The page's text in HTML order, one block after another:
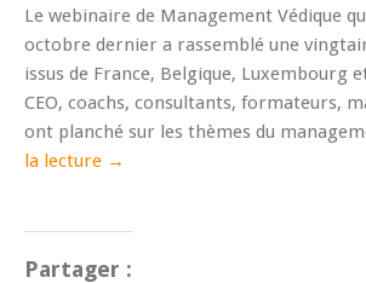
Le webinaire de Management Védique
octobre dernier a rassemblé une
issus de France, Belgique, Luxembourg
CEO, coachs, consultants, formateurs,
ont planché sur les thèmes du
la lecture →
Partager :